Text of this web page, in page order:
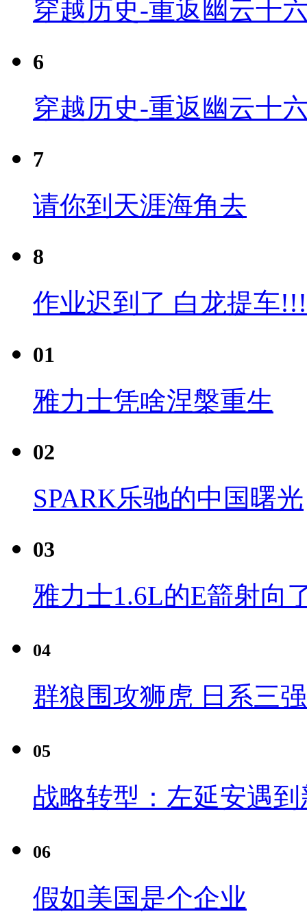
穿越历史-重返幽云十
6
穿越历史-重返幽云十
7
请你到天涯海角去
8
作业迟到了 白龙提车
01
雅力士凭啥涅槃重生
02
SPARK乐驰的中国曙光
03
雅力士1.6L的E箭射向
04
群狼围攻狮虎 日系三
05
战略转型：左延安遇
06
假如美国是个企业